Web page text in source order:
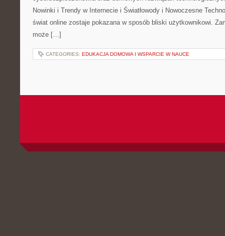
Nowinki i Trendy w Internecie i Światłowody i Nowoczesne
świat online zostaje pokazana w sposób bliski użytkownikowi.
może […]
CATEGORIES: EDUKACJA DOMOWA I WSPARCIE W NAUCE